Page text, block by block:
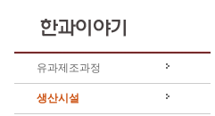
유과제조과정
생산시설